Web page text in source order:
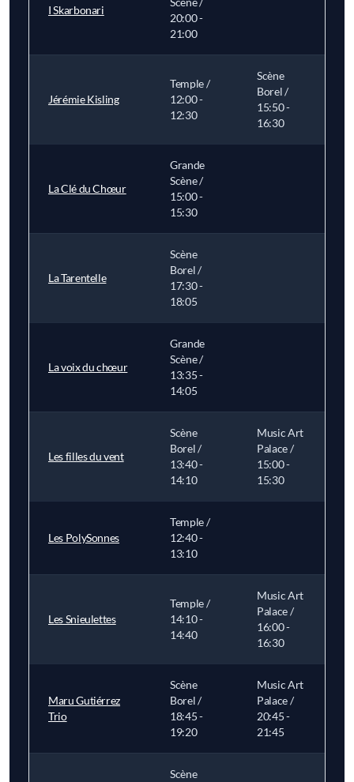
I Skarbonari
20:00 -
21:00
Jérémie Kisling
Temple /
12:00 -
12:30
Scène
Borel /
15:50 -
16:30
La Clé du Chœur
Grande
Scène /
15:00 -
15:30
La Tarentelle
Scène
Borel /
17:30 -
18:05
La voix du chœur
Grande
Scène /
13:35 -
14:05
Les filles du vent
Scène
Borel /
13:40 -
14:10
Music Art
Palace /
15:00 -
15:30
Les PolySonnes
Temple /
12:40 -
13:10
Les Snieulettes
Temple /
14:10 -
14:40
Music Art
Palace /
16:00 -
16:30
Maru Gutiérrez
Trio
Scène
Borel /
18:45 -
19:20
Music Art
Palace /
20:45 -
21:45
Scène